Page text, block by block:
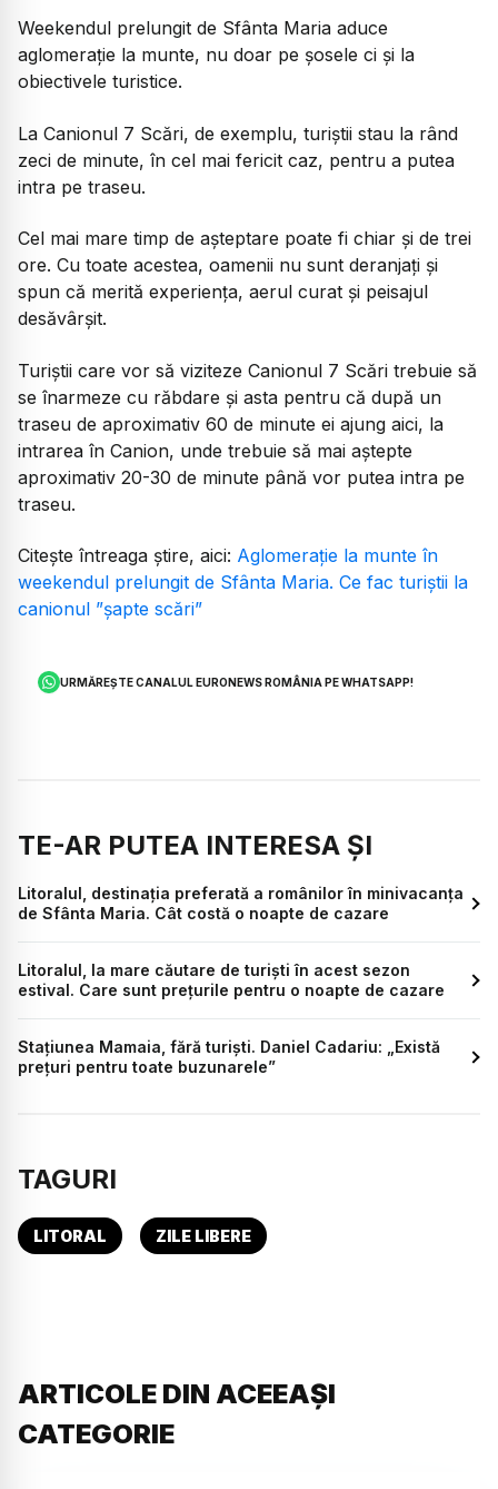
Weekendul prelungit de Sfânta Maria aduce
aglomerație la munte, nu doar pe șosele ci și la
obiectivele turistice.
La Canionul 7 Scări, de exemplu, turiștii stau la rând
zeci de minute, în cel mai fericit caz, pentru a putea
intra pe traseu.
Cel mai mare timp de așteptare poate fi chiar și de trei
ore. Cu toate acestea, oamenii nu sunt deranjați și
spun că merită experiența, aerul curat și peisajul
desăvârșit.
Turiștii care vor să viziteze Canionul 7 Scări trebuie să
se înarmeze cu răbdare și asta pentru că după un
traseu de aproximativ 60 de minute ei ajung aici, la
intrarea în Canion, unde trebuie să mai aștepte
aproximativ 20-30 de minute până vor putea intra pe
traseu.
Citește întreaga știre, aici: Aglomerație la munte în
weekendul prelungit de Sfânta Maria. Ce fac turiștii la
canionul ”șapte scări”
URMĂREȘTE CANALUL EURONEWS ROMÂNIA PE WHATSAPP!
TE-AR PUTEA INTERESA ȘI
Litoralul, destinaţia preferată a românilor în minivacanţa
de Sfânta Maria. Cât costă o noapte de cazare
Litoralul, la mare căutare de turiști în acest sezon
estival. Care sunt prețurile pentru o noapte de cazare
Stațiunea Mamaia, fără turiști. Daniel Cadariu: „Există
prețuri pentru toate buzunarele”
TAGURI
LITORAL ZILE LIBERE
ARTICOLE DIN ACEEAȘI
CATEGORIE